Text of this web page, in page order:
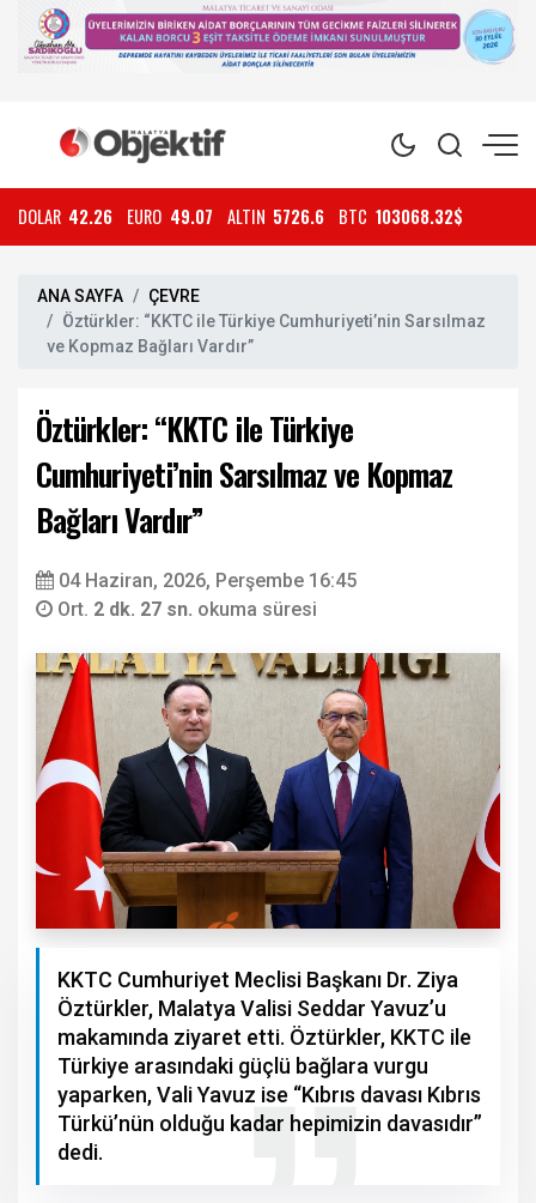
DOLAR 42.26 EURO 49.07 ALTIN 5726.6 BTC 103068.32$
ANA SAYFA
ÇEVRE
Öztürkler: “KKTC ile Türkiye Cumhuriyeti’nin Sarsılmaz
ve Kopmaz Bağları Vardır”
Öztürkler: “KKTC ile Türkiye
Cumhuriyeti’nin Sarsılmaz ve Kopmaz
Bağları Vardır”
04 Haziran, 2026, Perşembe 16:45
Ort. 2 dk. 27 sn. okuma süresi
KKTC Cumhuriyet Meclisi Başkanı Dr. Ziya
Öztürkler, Malatya Valisi Seddar Yavuz’u
makamında ziyaret etti. Öztürkler, KKTC ile
Türkiye arasındaki güçlü bağlara vurgu
yaparken, Vali Yavuz ise “Kıbrıs davası Kıbrıs
Türkü’nün olduğu kadar hepimizin davasıdır”
dedi.